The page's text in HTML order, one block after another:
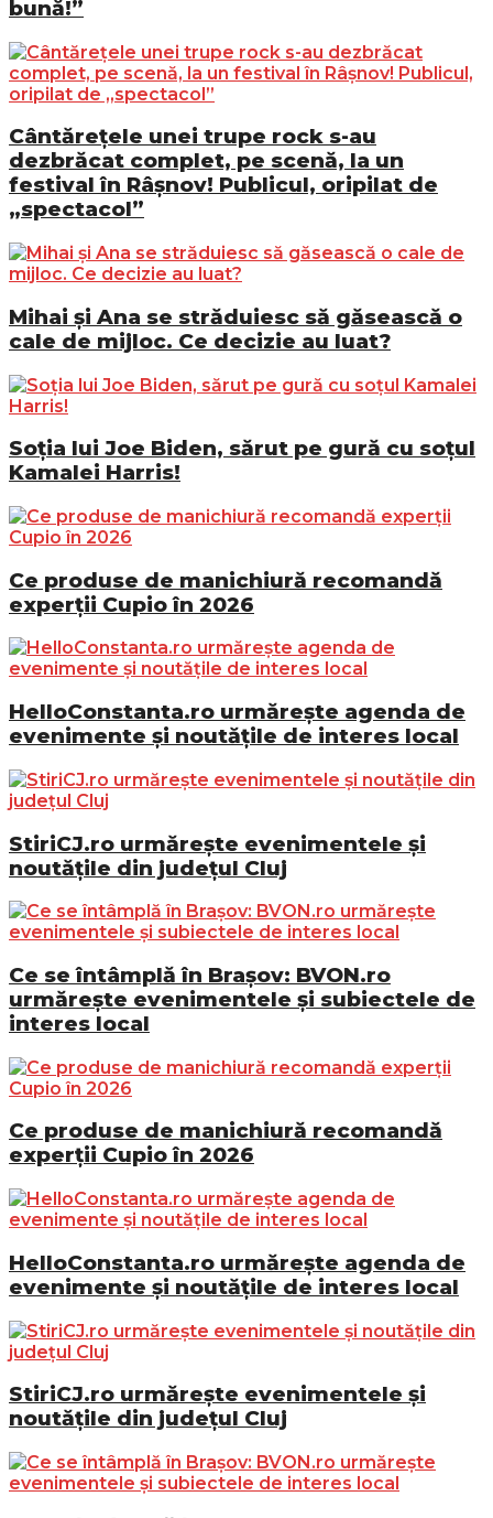
bună!”
Cântărețele unei trupe rock s-au
dezbrăcat complet, pe scenă, la un
festival în Râșnov! Publicul, oripilat de
„spectacol”
Mihai și Ana se străduiesc să găsească o
cale de mijloc. Ce decizie au luat?
Soția lui Joe Biden, sărut pe gură cu soțul
Kamalei Harris!
Ce produse de manichiură recomandă
experții Cupio în 2026
HelloConstanta.ro urmărește agenda de
evenimente și noutățile de interes local
StiriCJ.ro urmărește evenimentele și
noutățile din județul Cluj
Ce se întâmplă în Brașov: BVON.ro
urmărește evenimentele și subiectele de
interes local
Ce produse de manichiură recomandă
experții Cupio în 2026
HelloConstanta.ro urmărește agenda de
evenimente și noutățile de interes local
StiriCJ.ro urmărește evenimentele și
noutățile din județul Cluj